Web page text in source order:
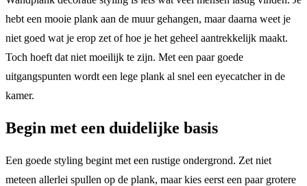
hebt een mooie plank aan de muur gehangen, maar daarna weet je
niet goed wat je erop zet of hoe je het geheel aantrekkelijk maakt.
Toch hoeft dat niet moeilijk te zijn. Met een paar goede
uitgangspunten wordt een lege plank al snel een eyecatcher in de
kamer.
Begin met een duidelijke basis
Een goede styling begint met een rustige ondergrond. Zet niet
meteen allerlei spullen op de plank, maar kies eerst een paar grotere